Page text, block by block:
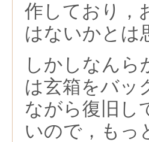
作しており，
はないかとは
しかしなんら
は玄箱をバッ
ながら復旧し
いので，もっ